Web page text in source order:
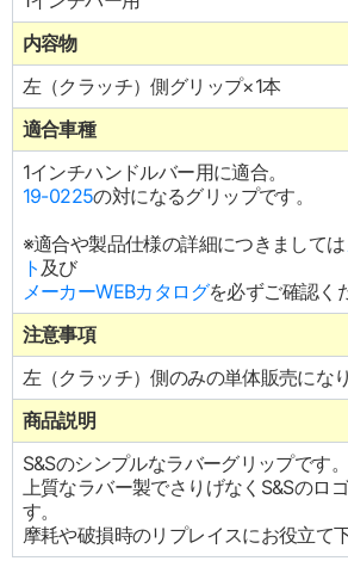
内容物
左（クラッチ）側グリップ×1本
適合車種
1インチハンドルバー用に適合。
19-0225の対になるグリップです。
※適合や製品仕様の詳細につきましては
ト 及び
メーカーWEBカタログを必ずご確認く
注意事項
左（クラッチ）側のみの単体販売になり
商品説明
S&Sのシンプルなラバーグリップです。
上質なラバー製でさりげなくS&Sのロ
す。
摩耗や破損時のリプレイスにお役立て下